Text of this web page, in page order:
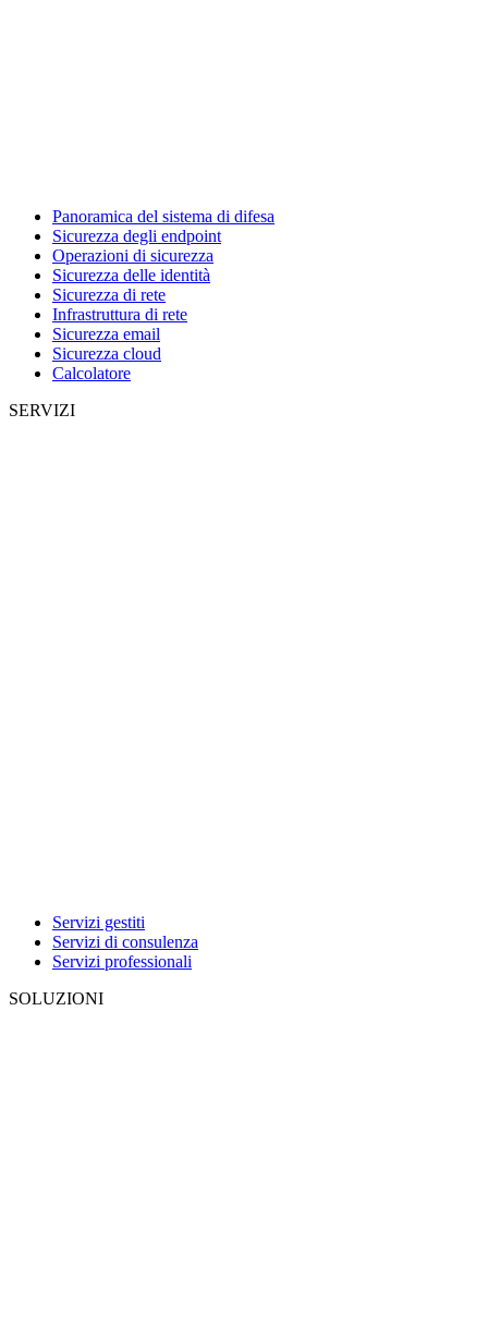
Panoramica del sistema di difesa
Sicurezza degli endpoint
Operazioni di sicurezza
Sicurezza delle identità
Sicurezza di rete
Infrastruttura di rete
Sicurezza email
Sicurezza cloud
Calcolatore
SERVIZI
Servizi gestiti
Servizi di consulenza
Servizi professionali
SOLUZIONI